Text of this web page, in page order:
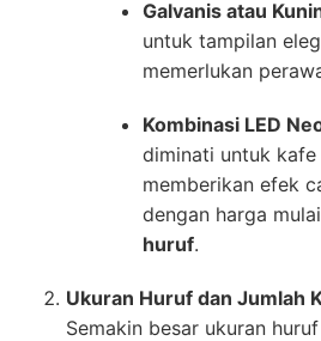
Galvanis atau
untuk tampilan
memerlukan
Kombinasi LED
diminati untuk
memberikan efek
dengan harga
huruf.
Ukuran Huruf dan Jumlah
Semakin besar ukuran